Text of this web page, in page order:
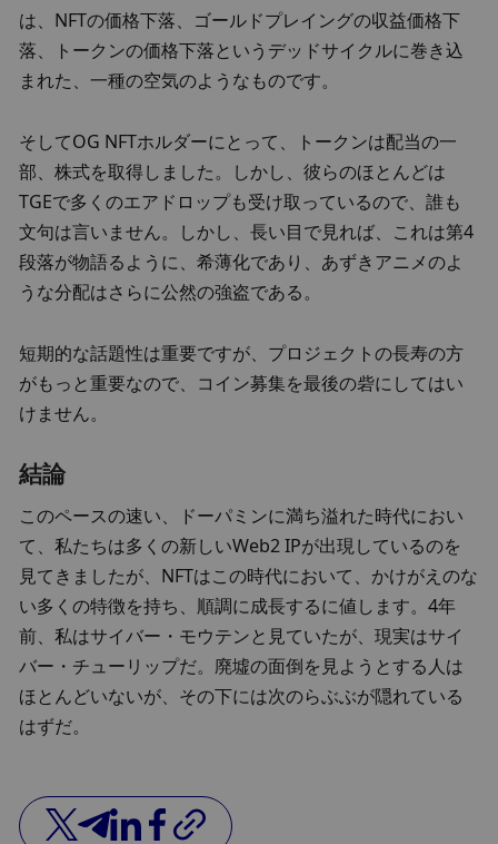
は、NFTの価格下落、ゴールドプレイングの収益価格下
落、トークンの価格下落というデッドサイクルに巻き込
まれた、一種の空気のようなものです。
そしてOG NFTホルダーにとって、トークンは配当の一
部、株式を取得しました。しかし、彼らのほとんどは
TGEで多くのエアドロップも受け取っているので、誰も
文句は言いません。しかし、長い目で見れば、これは第4
段落が物語るように、希薄化であり、あずきアニメのよ
うな分配はさらに公然の強盗である。
短期的な話題性は重要ですが、プロジェクトの長寿の方
がもっと重要なので、コイン募集を最後の砦にしてはい
けません。
結論
このペースの速い、ドーパミンに満ち溢れた時代におい
て、私たちは多くの新しいWeb2 IPが出現しているのを
見てきましたが、NFTはこの時代において、かけがえのな
い多くの特徴を持ち、順調に成長するに値します。4年
前、私はサイバー・モウテンと見ていたが、現実はサイ
バー・チューリップだ。廃墟の面倒を見ようとする人は
ほとんどいないが、その下には次のらぶぶが隠れている
はずだ。